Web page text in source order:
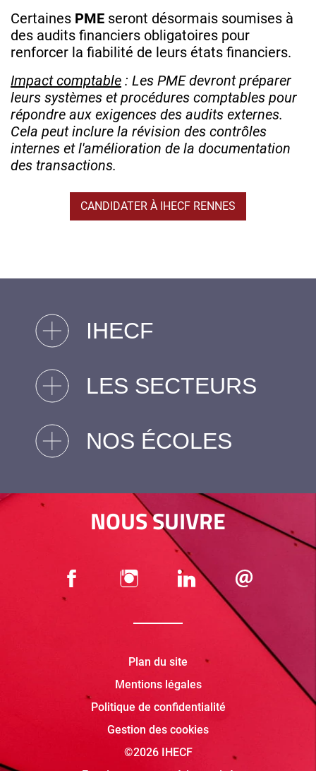
Certaines PME seront désormais soumises à
des audits financiers obligatoires pour
renforcer la fiabilité de leurs états financiers.
Impact comptable : Les PME devront préparer
leurs systèmes et procédures comptables pour
répondre aux exigences des audits externes.
Cela peut inclure la révision des contrôles
internes et l'amélioration de la documentation
des transactions.
CANDIDATER À IHECF RENNES
IHECF
LES SECTEURS
NOS ÉCOLES
NOUS SUIVRE
Plan du site
Mentions légales
Politique de confidentialité
Gestion des cookies
©2026 IHECF